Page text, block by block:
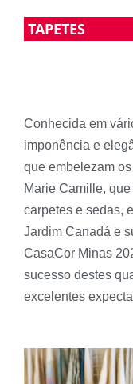
TAPETES
Conhecida em
imponência e
que embelezam
Marie Camille,
carpetes e sedas,
Jardim Canadá e
CasaCor Minas
sucesso destes
excelentes